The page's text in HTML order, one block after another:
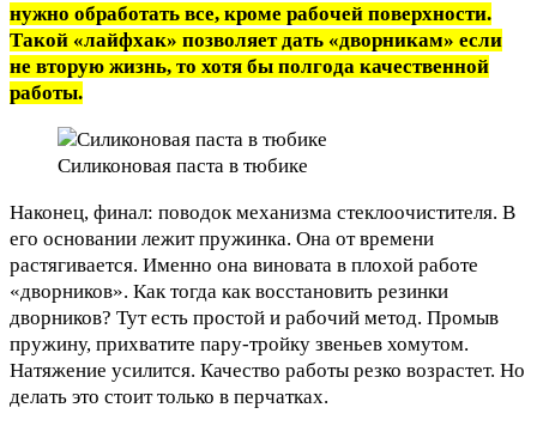
нужно обработать все, кроме рабочей поверхности.
Такой «лайфхак» позволяет дать «дворникам» если
не вторую жизнь, то хотя бы полгода качественной
работы.
Силиконовая паста в тюбике
Наконец, финал: поводок механизма стеклоочистителя. В
его основании лежит пружинка. Она от времени
растягивается. Именно она виновата в плохой работе
«дворников». Как тогда как восстановить резинки
дворников? Тут есть простой и рабочий метод. Промыв
пружину, прихватите пару-тройку звеньев хомутом.
Натяжение усилится. Качество работы резко возрастет. Но
делать это стоит только в перчатках.